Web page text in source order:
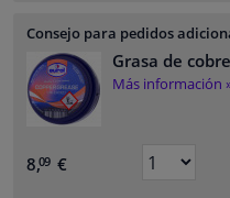
Consejo para pedidos
Grasa de
Más información
8,09 €